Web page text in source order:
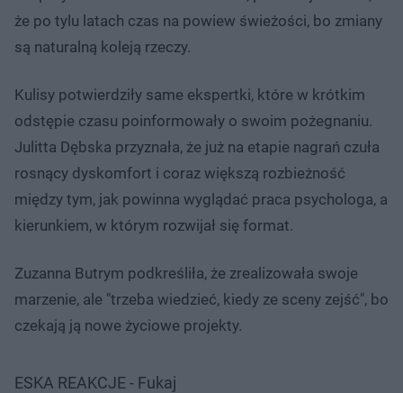
że po tylu latach czas na powiew świeżości, bo zmiany
są naturalną koleją rzeczy.
Kulisy potwierdziły same ekspertki, które w krótkim
odstępie czasu poinformowały o swoim pożegnaniu.
Julitta Dębska przyznała, że już na etapie nagrań czuła
rosnący dyskomfort i coraz większą rozbieżność
między tym, jak powinna wyglądać praca psychologa, a
kierunkiem, w którym rozwijał się format.
Zuzanna Butrym podkreśliła, że zrealizowała swoje
marzenie, ale "trzeba wiedzieć, kiedy ze sceny zejść", bo
czekają ją nowe życiowe projekty.
ESKA REAKCJE - Fukaj